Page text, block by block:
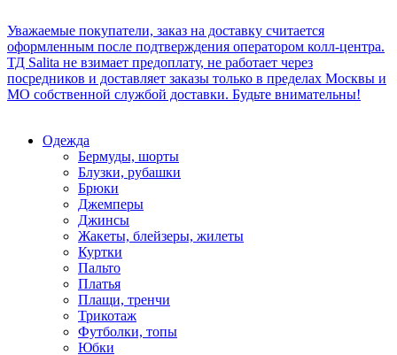
Уважаемые покупатели, заказ на доставку считается
оформленным после подтверждения оператором колл-центра.
ТД Salita не взимает предоплату, не работает через
посредников и доставляет заказы только в пределах Москвы и
МО собственной службой доставки. Будьте внимательны!
Одежда
Бермуды, шорты
Блузки, рубашки
Брюки
Джемперы
Джинсы
Жакеты, блейзеры, жилеты
Куртки
Пальто
Платья
Плащи, тренчи
Трикотаж
Футболки, топы
Юбки